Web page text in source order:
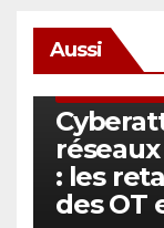
Aussi
: les
des OT